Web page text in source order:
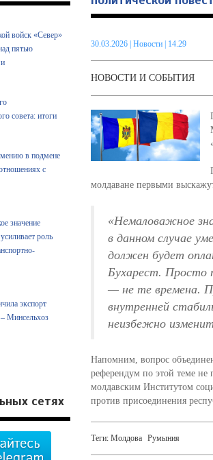
30.03.2026| Новости | 14.29
НОВОСТИ И СОБЫТИЯ
молдаване первыми
«Немаловажное
в данном случае
должен будет
Бухарест. Просто
— не те времена.
внутренней
неизбежно
Напомним, вопрос
референдум по этой теме не
молдавским Институтом
против присоединения
Теги: Молдова Румыния
войск «Север»
пятью
совета: итоги
в подмене
с
значение
роль
экспорт
Минсельхоз
сетях